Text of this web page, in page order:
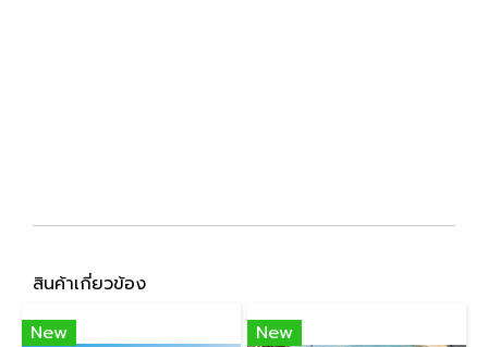
สินค้าเกี่ยวข้อง
New
New